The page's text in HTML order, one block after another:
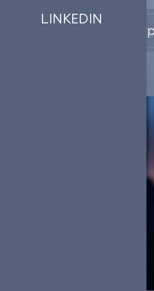
LINKEDIN